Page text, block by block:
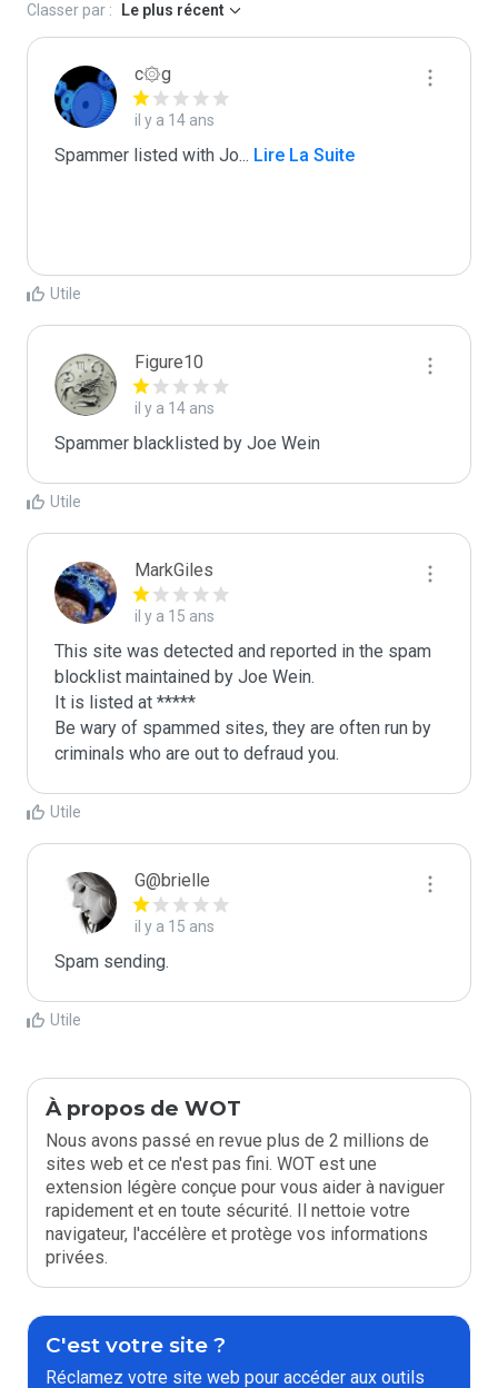
Classer par : Le plus récent
c۞g
il y a 14 ans
Spammer listed with Jo... Lire La Suite
Utile
Figure10
il y a 14 ans
Spammer blacklisted by Joe Wein
Utile
MarkGiles
il y a 15 ans
This site was detected and reported in the spam
blocklist maintained by Joe Wein.
It is listed at *****
Be wary of spammed sites, they are often run by
criminals who are out to defraud you.
Utile
G@brielle
il y a 15 ans
Spam sending.
Utile
À propos de WOT
Nous avons passé en revue plus de 2 millions de
sites web et ce n'est pas fini. WOT est une
extension légère conçue pour vous aider à naviguer
rapidement et en toute sécurité. Il nettoie votre
navigateur, l'accélère et protège vos informations
privées.
C'est votre site ?
Réclamez votre site web pour accéder aux outils